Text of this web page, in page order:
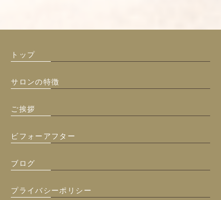
トップ
サロンの特徴
ご挨拶
ビフォーアフター
ブログ
プライバシーポリシー